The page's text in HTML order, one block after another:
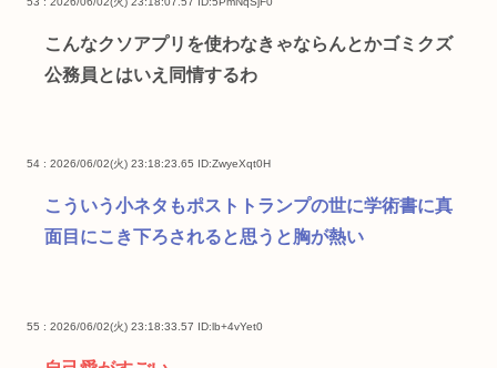
こんなクソアプリを使わなきゃならんとかゴミクズ
公務員とはいえ同情するわ
54 : 2026/06/02(火) 23:18:23.65 ID:ZwyeXqt0H
こういう小ネタもポストトランプの世に学術書に真
面目にこき下ろされると思うと胸が熱い
55 : 2026/06/02(火) 23:18:33.57 ID:lb+4vYet0